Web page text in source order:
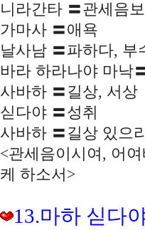
니라간타 〓관세음
가마사 〓애욕
날사남 〓파하다, 부
바라 하라나야 마낙
사바하 〓길상, 서상
싣다야 〓성취
사바하 〓길상 있으
<관세음이시여, 어
케 하소서>
13.마하 싣다